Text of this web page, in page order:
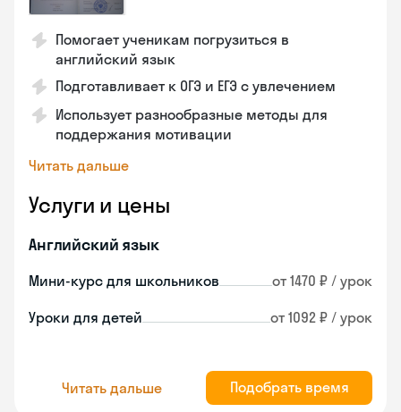
Помогает ученикам погрузиться в
английский язык
Подготавливает к ОГЭ и ЕГЭ с увлечением
Использует разнообразные методы для
поддержания мотивации
Читать дальше
Услуги и цены
Английский язык
Мини-курс для школьников от 1470 ₽ / урок
Уроки для детей от 1092 ₽ / урок
Читать дальше Подобрать время